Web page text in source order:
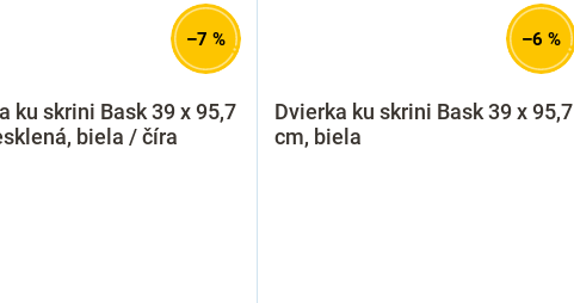
–7 %
ku skrini Bask 39 x 95,7
biela / číra
–6 %
Dvierka ku skrini Bask 39 x 95,7
cm, biela